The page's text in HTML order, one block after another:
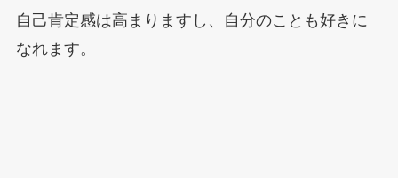
自己肯定感は高まりますし、自分のことも好きに
なれます。